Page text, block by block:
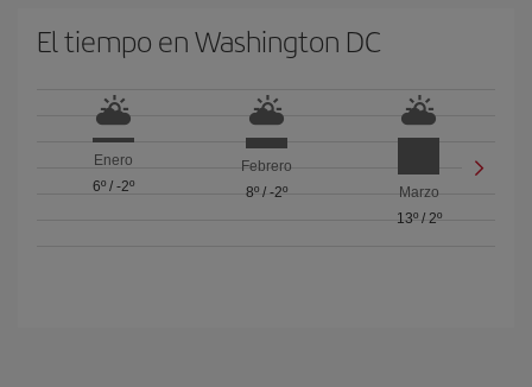
El tiempo en Washington DC
Enero
6º/ -2º
Febrero
8º/ -2º
Marzo
13º/ 2º